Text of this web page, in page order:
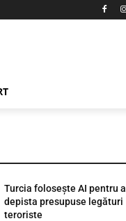
Turcia folosește AI pentru a
depista presupuse legături
teroriste